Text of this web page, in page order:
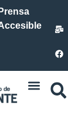
Prensa